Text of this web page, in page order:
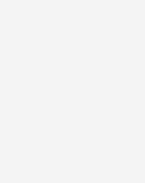
CVT Comfort+
Energieverbrauch 4,7
Wert der CO₂-Emission: 106 g/km;
ALLGRIP Comfort+
Energieverbrauch 4,9
Wert der CO₂-Emission: 110 g/km;
HYBRID Club
5,3 l/100km; kombinierter
119 g/km; CO₂-Klasse: D